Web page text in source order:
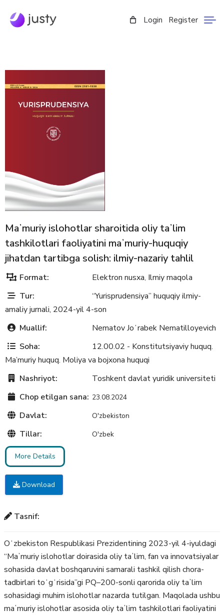
Login Register
Maʼmuriy islohotlar sharoitida oliy taʼlim
tashkilotlari faoliyatini maʼmuriy-huquqiy
jihatdan tartibga solish: ilmiy-nazariy tahlil
Format: Elektron nusxa, Ilmiy maqola
Tur:
“Yurisprudensiya” huquqiy ilmiy-
amaliy jurnali, 2024-yil 4-son
Muallif:
Nematov Joʻrabek Nematilloyevich
Soha:
12.00.02 - Konstitutsiyaviy huquq.
Ma’muriy huquq. Moliya va bojxona huquqi
Nashriyot:
Toshkent davlat yuridik universiteti
Chop etilgan sana: 23.08.2024
Davlat: O'zbekiston
Tillar: O'zbek
More Details
Download
Tasnif:
Oʻzbekiston Respublikasi Prezidentining 2023-yil 4-iyuldagi
“Maʼmuriy islohotlar doirasida oliy taʼlim, fan va innovatsiyalar
sohasida davlat boshqaruvini samarali tashkil qilish chora-
tadbirlari toʻgʻrisida”gi PQ–200-sonli qarorida oliy taʼlim
sohasidagi muhim islohotlar nazarda tutilgan. Maqolada ushbu
maʼmuriy islohotlar asosida oliy taʼlim tashkilotlari faoliyatini